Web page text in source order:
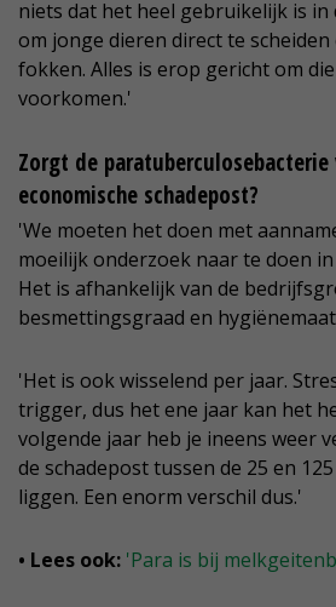
niets dat het heel gebruikelijk is
om jonge dieren direct te
fokken. Alles is erop gericht om
voorkomen.'
Zorgt de
economische schadepost?
'We moeten het doen met
moeilijk onderzoek naar te doen
Het is afhankelijk van de
besmettingsgraad en
'Het is ook wisselend per jaar.
trigger, dus het ene jaar kan het
volgende jaar heb je ineens weer
de schadepost tussen de 25 en
liggen. Een enorm verschil dus.'
• Lees ook: 'Para is bij